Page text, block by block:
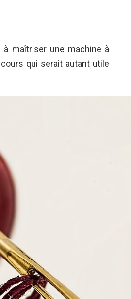
maîtriser une machine à
qui serait autant utile